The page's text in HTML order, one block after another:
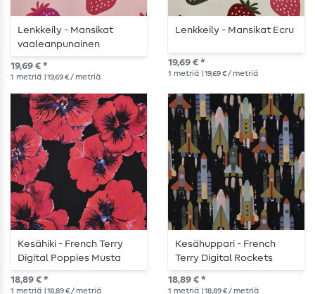
Lenkkeily - Mansikat
vaaleanpunainen
19,69 € *
1 metriä | 19,69 € / metriä
Lenkkeily - Mansikat Ecru
19,69 € *
1 metriä | 19,69 € / metriä
Kesähiki - French Terry
Digital Poppies Musta
18,89 € *
1 metriä | 18,89 € / metriä
Kesähuppari - French
Terry Digital Rockets
Musta
18,89 € *
1 metriä | 18,89 € / metriä